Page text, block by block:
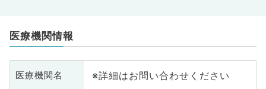
医療機関情報
医療機関名 ※詳細はお問い合わせください